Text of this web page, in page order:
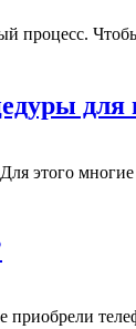
процесс.
этого